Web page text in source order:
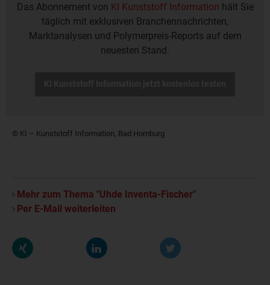
Das Abonnement von KI Kunststoff Information hält Sie
täglich mit exklusiven Branchennachrichten,
Marktanalysen und Polymerpreis-Reports auf dem
neuesten Stand.
© KI – Kunststoff Information, Bad Homburg
Mehr zum Thema "Uhde Inventa-Fischer"
Per E-Mail weiterleiten